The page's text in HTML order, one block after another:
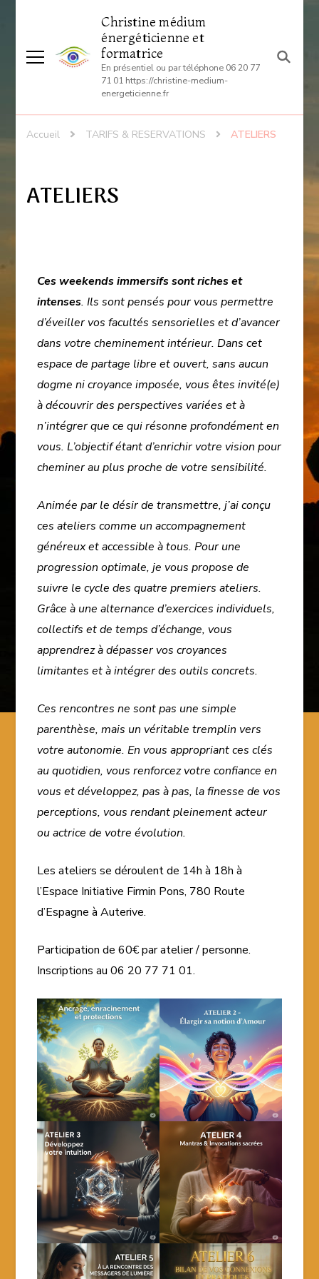
Christine médium
énergéticienne et
formatrice
En présentiel ou par téléphone 06 20 77
71 01 https://christine-medium-
energeticienne.fr
Accueil TARIFS & RESERVATIONS ATELIERS
ATELIERS
Ces weekends immersifs sont riches et
intenses. Ils sont pensés pour vous permettre
d’éveiller vos facultés sensorielles et d’avancer
dans votre cheminement intérieur. Dans cet
espace de partage libre et ouvert, sans aucun
dogme ni croyance imposée, vous êtes invité(e)
à découvrir des perspectives variées et à
n’intégrer que ce qui résonne profondément en
vous. L’objectif étant d’enrichir votre vision pour
cheminer au plus proche de votre sensibilité.
Animée par le désir de transmettre, j’ai conçu
ces ateliers comme un accompagnement
généreux et accessible à tous. Pour une
progression optimale, je vous propose de
suivre le cycle des quatre premiers ateliers.
Grâce à une alternance d’exercices individuels,
collectifs et de temps d’échange, vous
apprendrez à dépasser vos croyances
limitantes et à intégrer des outils concrets.
Ces rencontres ne sont pas une simple
parenthèse, mais un véritable tremplin vers
votre autonomie. En vous appropriant ces clés
au quotidien, vous renforcez votre confiance en
vous et développez, pas à pas, la finesse de vos
perceptions, vous rendant pleinement acteur
ou actrice de votre évolution.
Les ateliers se déroulent de 14h à 18h à
l’Espace Initiative Firmin Pons, 780 Route
d’Espagne à Auterive.
Participation de 60€ par atelier / personne.
Inscriptions au 06 20 77 71 01.